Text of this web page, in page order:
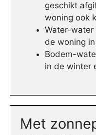
geschikt
woning ook
Water-
de woning
Bodem-
in de winter
Met